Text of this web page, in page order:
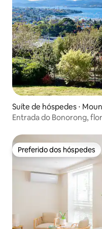
Suíte de hóspedes ⋅
Entrada do Bonorong,
Preferido dos hóspedes
Preferido dos hóspedes